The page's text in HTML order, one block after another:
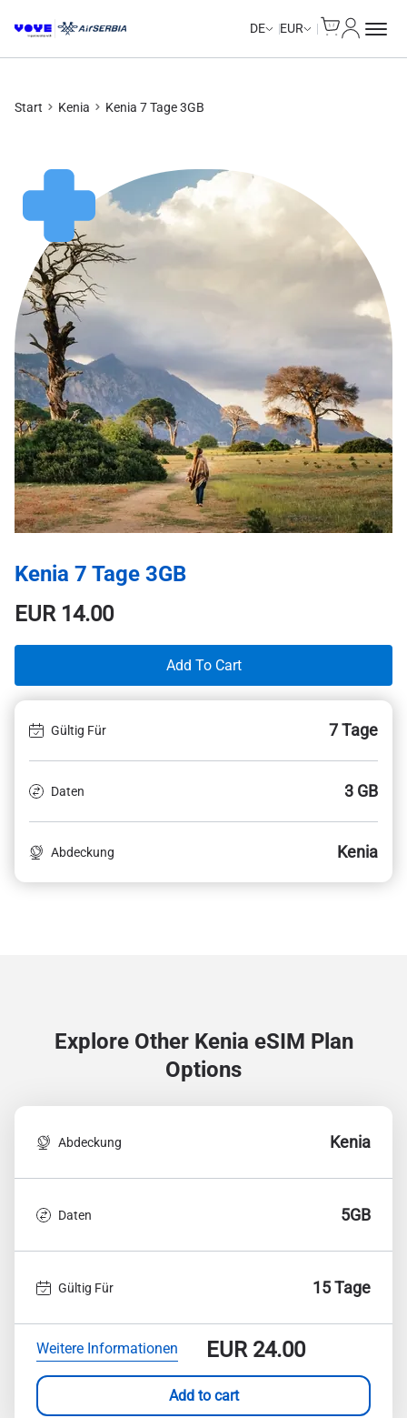
DE EUR
Start Kenia Kenia 7 Tage 3GB
Kenia 7 Tage 3GB
EUR14.00
Add To Cart
Gültig Für 7 Tage
Daten 3 GB
Abdeckung Kenia
Explore Other Kenia eSIM Plan
Options
Abdeckung Kenia
Daten 5GB
Gültig Für 15 Tage
Weitere Informationen EUR24.00
Add to cart